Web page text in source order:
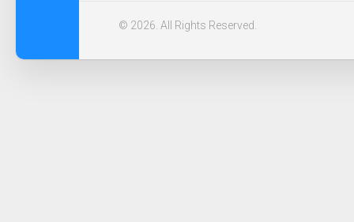
© 2026. All Rights Reserved.